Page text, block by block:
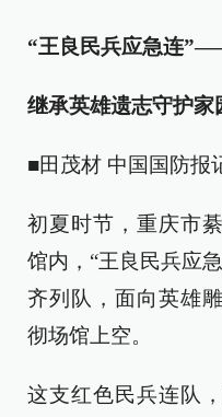
“王良民兵应急连
继承英雄遗志守护家
■田茂材 中国国防报
初夏时节，重庆市
馆内，“王良民兵应
齐列队，面向英雄
彻场馆上空。
这支红色民兵连队